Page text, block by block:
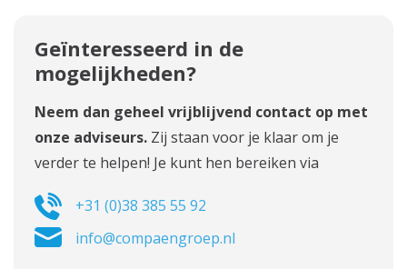
Geïnteresseerd in de
mogelijkheden?
Neem dan geheel vrijblijvend contact op met
onze adviseurs.Zij staan voor je klaar om je
verder te helpen! Je kunt hen bereiken via
+31 (0)38 385 55 92
info@compaengroep.nl